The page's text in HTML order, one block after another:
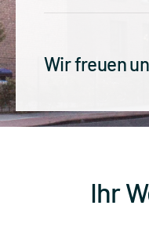
Wir freuen
Ihr